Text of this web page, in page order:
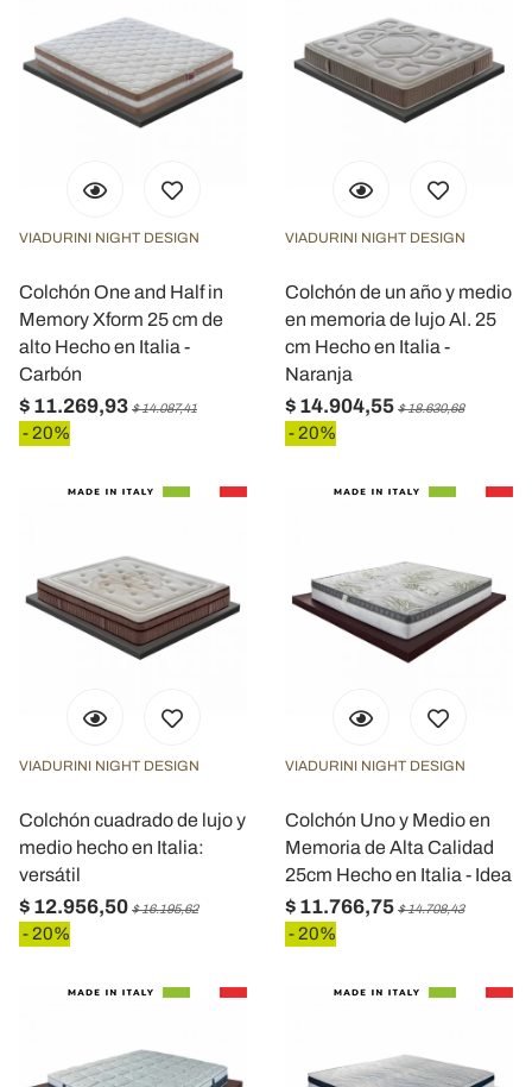
VIADURINI NIGHT DESIGN
Colchón One and Half in
Memory Xform 25 cm de
alto Hecho en Italia -
Carbón
$ 11.269,93 $ 14.087,41
- 20%
VIADURINI NIGHT DESIGN
Colchón de un año y medio
en memoria de lujo Al. 25
cm Hecho en Italia -
Naranja
$ 14.904,55 $ 18.630,68
- 20%
VIADURINI NIGHT DESIGN
Colchón cuadrado de lujo y
medio hecho en Italia:
versátil
$ 12.956,50 $ 16.195,62
- 20%
VIADURINI NIGHT DESIGN
Colchón Uno y Medio en
Memoria de Alta Calidad
25cm Hecho en Italia - Idea
$ 11.766,75 $ 14.708,43
- 20%